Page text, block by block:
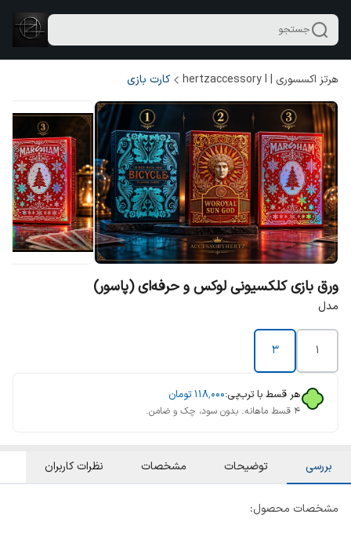
جستجو
هرتز اکسسوری | hertzaccessory l کارت بازی
ورق بازی کلکسیونی لوکس و حرفه‌ای (پاسور)
مدل
۱ ۳
هر قسط با ترب‌پی:۱۱۸٬۰۰۰تومان
۴ قسط ماهانه. بدون سود، چک و ضامن.
بررسی توضیحات مشخصات نظرات کاربران
مشخصات محصول: